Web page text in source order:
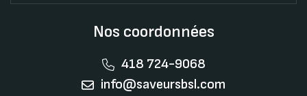
Nos coordonnées
418 724-9068
info@saveursbsl.com